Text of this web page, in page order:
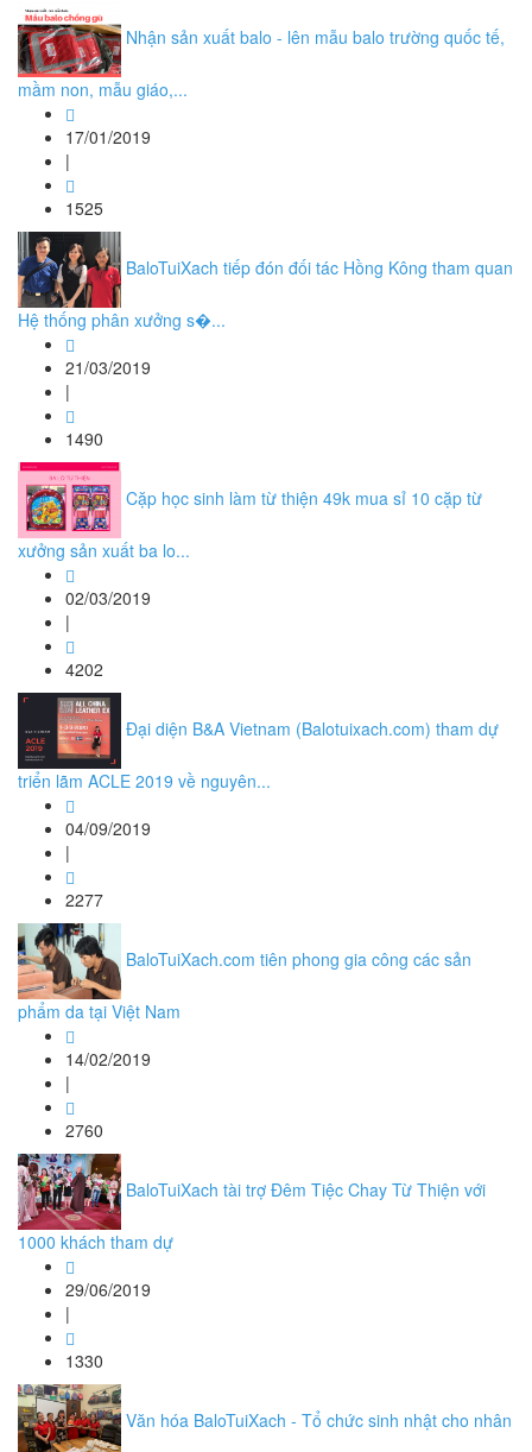
Nhận sản xuất balo - lên mẫu balo trường quốc tế,
mầm non, mẫu giáo,...
17/01/2019
|
1525
BaloTuiXach tiếp đón đối tác Hồng Kông tham quan
Hệ thống phân xưởng s�...
21/03/2019
|
1490
Cặp học sinh làm từ thiện 49k mua sỉ 10 cặp từ
xưởng sản xuất ba lo...
02/03/2019
|
4202
Đại diện B&A Vietnam (Balotuixach.com) tham dự
triển lãm ACLE 2019 về nguyên...
04/09/2019
|
2277
BaloTuiXach.com tiên phong gia công các sản
phẩm da tại Việt Nam
14/02/2019
|
2760
BaloTuiXach tài trợ Đêm Tiệc Chay Từ Thiện với
1000 khách tham dự
29/06/2019
|
1330
Văn hóa BaloTuiXach - Tổ chức sinh nhật cho nhân